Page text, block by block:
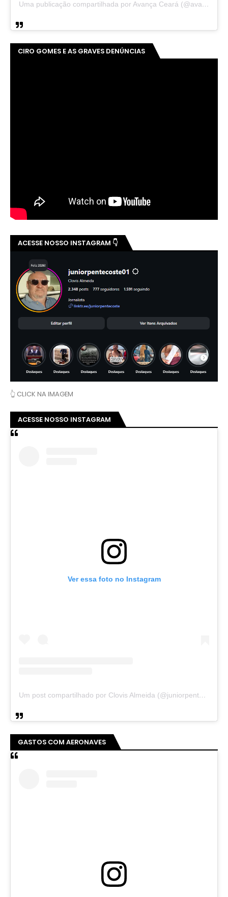
Uma publicação compartilhada por Avança Ceará (@avancaceara)
CIRO GOMES E AS GRAVES DENÚNCIAS
ACESSE NOSSO INSTAGRAM 👇
👆 CLICK NA IMAGEM
ACESSE NOSSO INSTAGRAM
Ver essa foto no Instagram
Um post compartilhado por Clovis Almeida (@juniorpentecoste01)
GASTOS COM AERONAVES